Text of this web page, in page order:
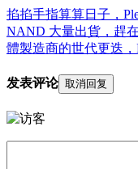
掐掐手指算算日子，
NAND 大量出貨，趕
體製造商的世代更迭
发表评论 取消回复